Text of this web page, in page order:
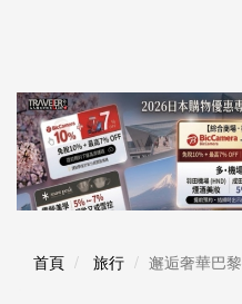
首頁 旅行 邂逅奢華巴黎